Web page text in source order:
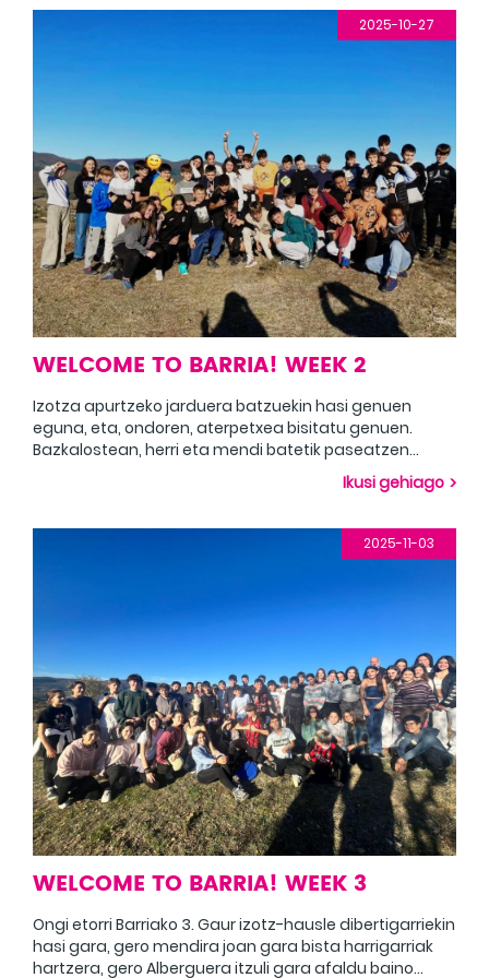
2025-10-27
WELCOME TO BARRIA! WEEK 2
Izotza apurtzeko jarduera batzuekin hasi genuen
eguna, eta, ondoren, aterpetxea bisitatu genuen.
Bazkalostean, herri eta mendi batetik paseatzen
dugu, bista ikusgarriez gozatzeko. Empezamos el día
con unas actividades para romper el hielo y, más
disfrutamos de un paseo por un pueblo y una
montaña para disfrutar de las impresionantes vistas.
Ikusi gehiago
2025-11-03
WELCOME TO BARRIA! WEEK 3
Ongi etorri Barriako 3. Gaur izotz-hausle dibertigarriekin
hasi gara, gero mendira joan gara bista harrigarriak
hartzera, gero Alberguera itzuli gara afaldu baino